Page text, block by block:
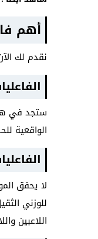
أهم
نقدم لك
ستجد في
الواقعية
لا يحقق
اللاعبين